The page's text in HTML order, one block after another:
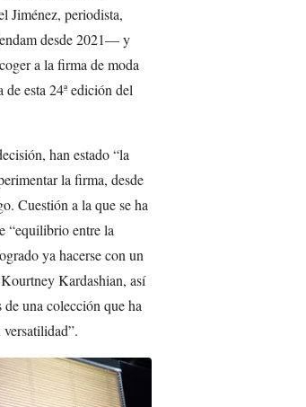
Jiménez, periodista,
desde 2021— y
a la firma de moda
esta 24ª edición del
han estado “la
la firma, desde
Cuestión a la que se ha
“equilibrio entre la
ya hacerse con un
Kardashian, así
una colección que ha